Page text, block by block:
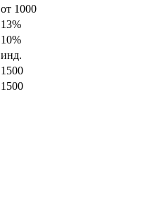
от 1000
13%
10%
инд.
1500
1500